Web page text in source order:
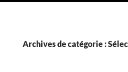
Archives de catégorie :